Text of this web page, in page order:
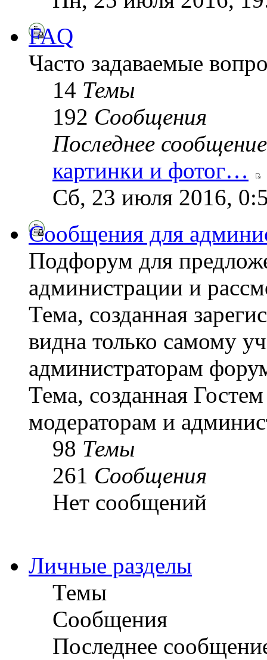
FAQ
Часто задаваемые
14 Темы
192 Сообщения
Последнее сообщение
картинки и фотог…
Сб, 23 июля 2016,
Сообщения для
Подфорум для
администрации и
Тема, созданная
видна только самому
администраторам
Тема, созданная
модераторам и
98 Темы
261 Сообщения
Нет сообщений
Личные разделы
Темы
Сообщения
Последнее